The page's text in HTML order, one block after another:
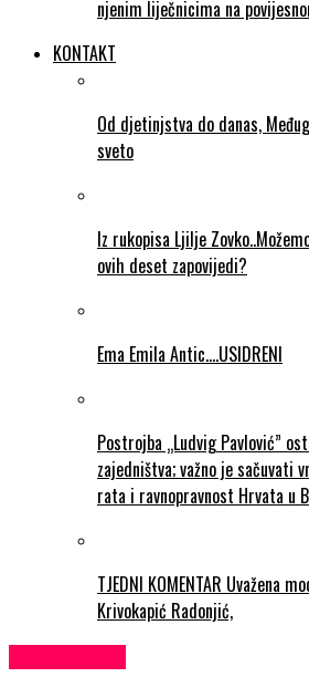
njenim liječnicima na
KONTAKT
Od djetinjstva do danas,
sveto
Iz rukopisa Ljilje
ovih deset zapovijedi?
Ema Emila Antic….USIDRENI
Postrojba „Ludvig Pavlović”
zajedništva; važno je sačuvati
rata i ravnopravnost Hrvata u
TJEDNI KOMENTAR Uvažena
Krivokapić Radonjić,